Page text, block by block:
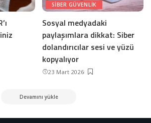
SIBER GÜVENLIK
Sosyal medyadaki
paylaşımlara dikkat: Siber
dolandırıcılar sesi ve yüzü
kopyalıyor
23 Mart 2026
Devamını yükle